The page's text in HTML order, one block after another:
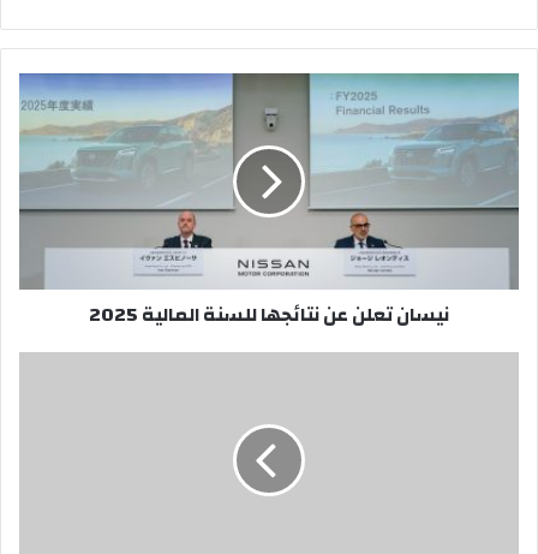
نيسان
تعلن
عن
المالية
نيسان تعلن عن نتائجها للسنة المالية 2025